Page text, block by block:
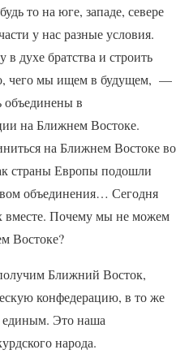
то на юге, западе, севере
у нас разные условия.
духе братства и строить
чего мы ищем в будущем, —
объединены в
на Ближнем Востоке.
на Ближнем Востоке во
страны Европы подошли
объединения… Сегодня
Почему мы не можем
Востоке?
Ближний Восток,
конфедерацию, в то же
единым. Это наша
народа.